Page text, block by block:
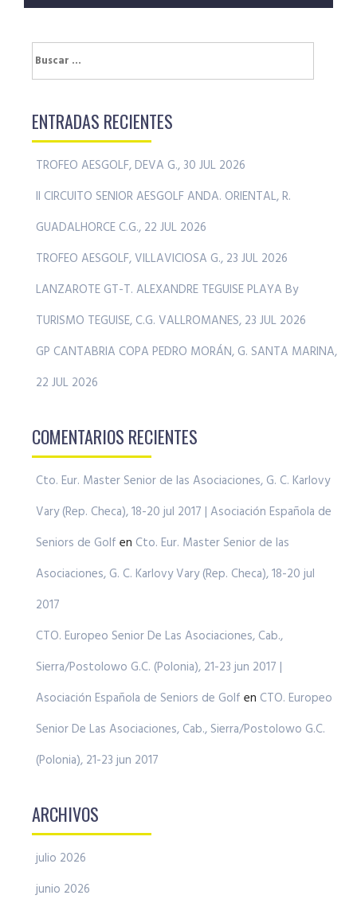
Buscar:
ENTRADAS RECIENTES
TROFEO AESGOLF, DEVA G., 30 JUL 2026
II CIRCUITO SENIOR AESGOLF ANDA. ORIENTAL, R.
GUADALHORCE C.G., 22 JUL 2026
TROFEO AESGOLF, VILLAVICIOSA G., 23 JUL 2026
LANZAROTE GT-T. ALEXANDRE TEGUISE PLAYA By
TURISMO TEGUISE, C.G. VALLROMANES, 23 JUL 2026
GP CANTABRIA COPA PEDRO MORÁN, G. SANTA MARINA,
22 JUL 2026
COMENTARIOS RECIENTES
Cto. Eur. Master Senior de las Asociaciones, G. C. Karlovy
Vary (Rep. Checa), 18-20 jul 2017 | Asociación Española de
Seniors de Golf en Cto. Eur. Master Senior de las
Asociaciones, G. C. Karlovy Vary (Rep. Checa), 18-20 jul
2017
CTO. Europeo Senior De Las Asociaciones, Cab.,
Sierra/Postolowo G.C. (Polonia), 21-23 jun 2017 |
Asociación Española de Seniors de Golf en CTO. Europeo
Senior De Las Asociaciones, Cab., Sierra/Postolowo G.C.
(Polonia), 21-23 jun 2017
ARCHIVOS
julio 2026
junio 2026